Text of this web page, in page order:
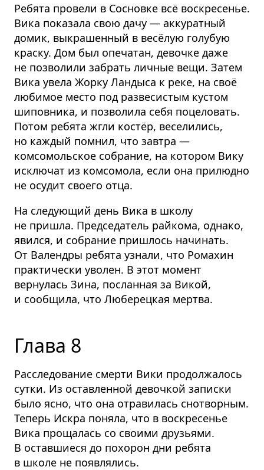
Ребята провели в Сосновке всё воскресенье.
Вика показала свою дачу — аккуратный
домик, выкрашенный в весёлую голубую
краску. Дом был опечатан, девочке даже
не позволили забрать личные вещи. Затем
Вика увела Жорку Ландыса к реке, на своё
любимое место под развесистым кустом
шиповника, и позволила себя поцеловать.
Потом ребята жгли костёр, веселились,
но каждый помнил, что завтра —
комсомольское собрание, на котором Вику
исключат из комсомола, если она прилюдно
не осудит своего отца.
На следующий день Вика в школу
не пришла. Председатель райкома, однако,
явился, и собрание пришлось начинать.
От Валендры ребята узнали, что Ромахин
практически уволен. В этот момент
вернулась Зина, посланная за Викой,
и сообщила, что Люберецкая мертва.
Глава 8
Расследование смерти Вики продолжалось
сутки. Из оставленной девочкой записки
было ясно, что она отравилась снотворным.
Теперь Искра поняла, что в воскресенье
Вика прощалась со своими друзьями.
В оставшиеся до похорон дни ребята
в школе не появлялись.